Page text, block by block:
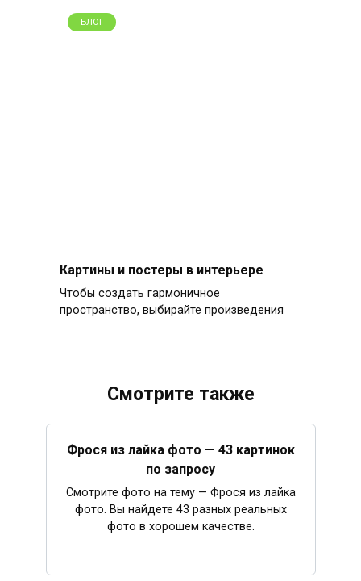
БЛОГ
Картины и постеры в интерьере
Чтобы создать гармоничное
пространство, выбирайте произведения
Смотрите также
Фрося из лайка фото — 43 картинок
по запросу
Смотрите фото на тему — Фрося из лайка
фото. Вы найдете 43 разных реальных
фото в хорошем качестве.